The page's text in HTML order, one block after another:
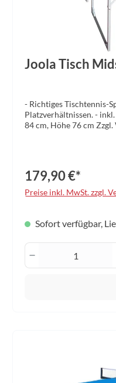
Joola Tisch
- Richtiges Tischtennis-Spiel möglich.
Platzverhältnissen. -
84 cm, Höhe 76 cm
179,90 €*
Preise inkl. MwSt. zzgl.
Sofort verfügbar,
Produkt